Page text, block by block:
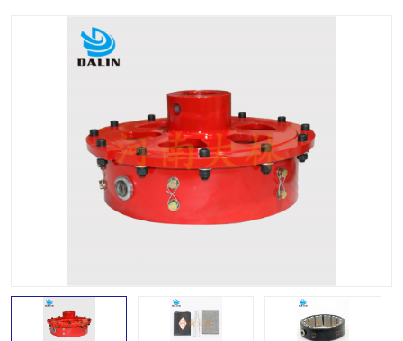
VC离合器
PO隔膜离合器
泥浆泵空气包胶囊 气动元件
DY隔膜式离合器 CB离合器
实芯轮胎